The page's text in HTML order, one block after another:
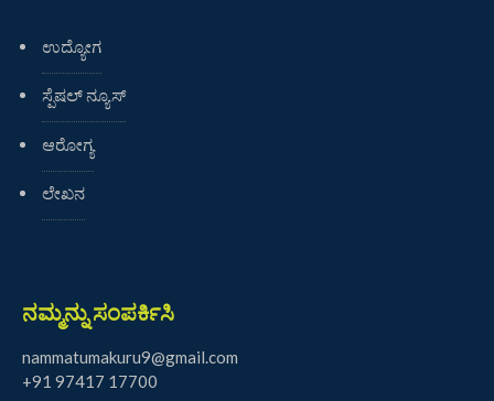
ಉದ್ಯೋಗ
ಸ್ಪೆಷಲ್ ನ್ಯೂಸ್
ಆರೋಗ್ಯ
ಲೇಖನ
ನಮ್ಮನ್ನು ಸಂಪರ್ಕಿಸಿ
nammatumakuru9@gmail.com
+91 97417 17700